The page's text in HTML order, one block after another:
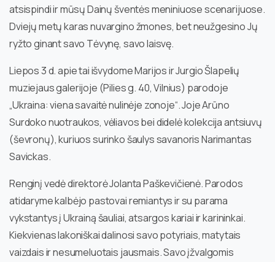
atsispindi ir mūsų Dainų šventės meniniuose scenarijuose.
Dviejų metų karas nuvargino žmones, bet neužgesino Jų
ryžto ginant savo Tėvynę, savo laisvę.
Liepos 3 d. apie tai išvydome Marijos ir Jurgio Šlapelių
muziejaus galerijoje (Pilies g. 40, Vilnius) parodoje
„Ukraina: viena savaitė nulinėje zonoje“. Joje Arūno
Surdoko nuotraukos, vėliavos bei didelė kolekcija antsiuvų
(ševronų), kuriuos surinko šaulys savanoris Narimantas
Savickas.
Renginį vedė direktorė Jolanta Paškevičienė. Parodos
atidaryme kalbėjo pastovai remiantys ir su parama
vykstantys į Ukrainą šauliai, atsargos kariai ir karininkai.
Kiekvienas lakoniškai dalinosi savo potyriais, matytais
vaizdais ir nesumeluotais jausmais. Savo įžvalgomis